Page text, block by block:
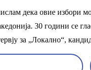
дека овие избори
30 години
за „Локално“,